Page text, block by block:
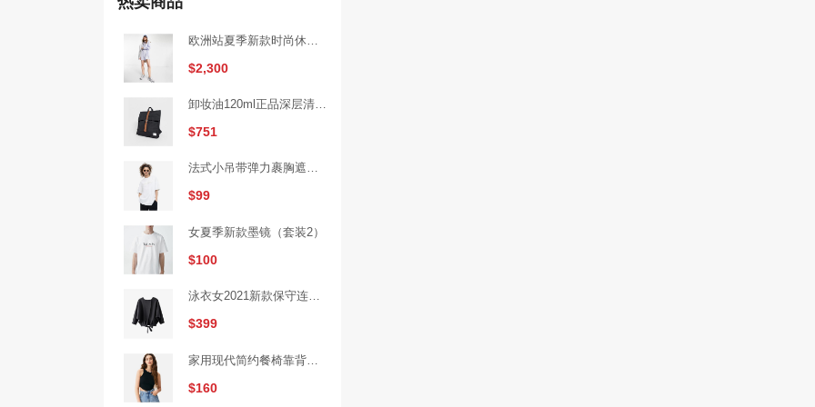
$2,300
$751
法式小吊带弹力裹胸遮肚子藏肉上衣（秒杀活动4）
$99
女夏季新款墨镜（套装2）
$100
泳衣女2021新款保守连体遮肚显瘦性感小胸聚拢加大码泡温泉游泳衣（砍价活动2）
$399
$160